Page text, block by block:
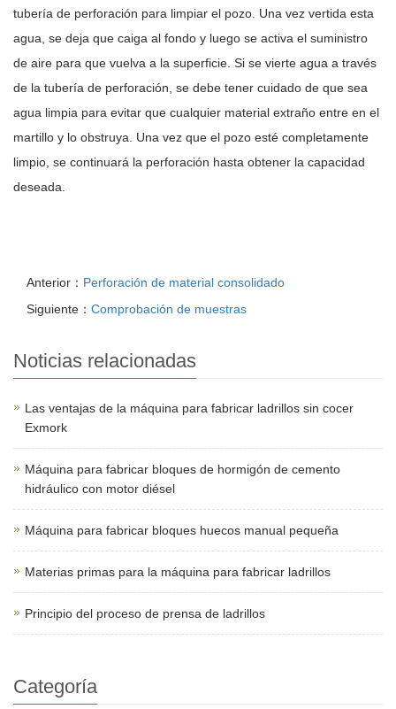
tubería de perforación para limpiar el pozo. Una vez vertida esta
agua, se deja que caiga al fondo y luego se activa el suministro
de aire para que vuelva a la superficie. Si se vierte agua a través
de la tubería de perforación, se debe tener cuidado de que sea
agua limpia para evitar que cualquier material extraño entre en el
martillo y lo obstruya. Una vez que el pozo esté completamente
limpio, se continuará la perforación hasta obtener la capacidad
deseada.
Anterior： Perforación de material consolidado
Siguiente： Comprobación de muestras
Noticias relacionadas
Las ventajas de la máquina para fabricar ladrillos sin cocer
Exmork
Máquina para fabricar bloques de hormigón de cemento
hidráulico con motor diésel
Máquina para fabricar bloques huecos manual pequeña
Materias primas para la máquina para fabricar ladrillos
Principio del proceso de prensa de ladrillos
Categoría